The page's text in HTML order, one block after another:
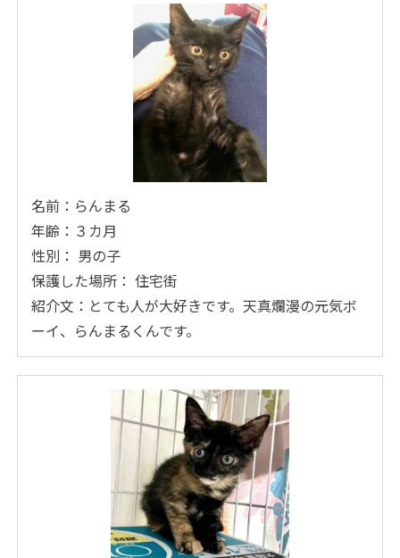
名前：らんまる
年齢：３カ月
性別： 男の子
保護した場所： 住宅街
紹介文：とても人が大好きです。天真爛漫の元気ボ
ーイ、らんまるくんです。